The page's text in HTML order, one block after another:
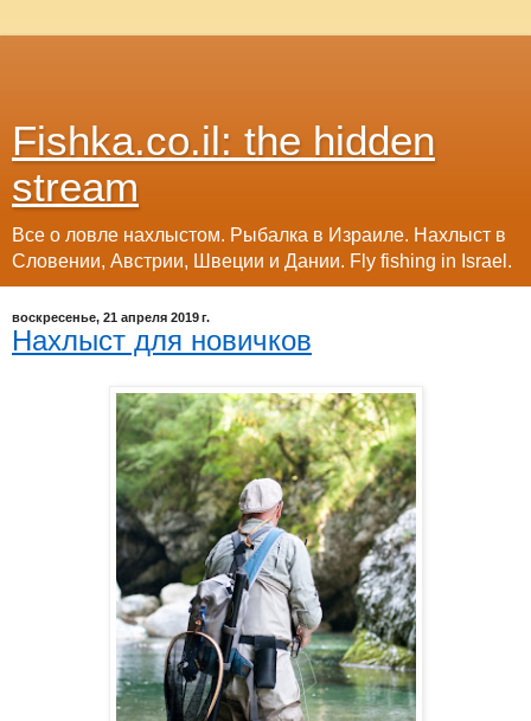
Fishka.co.il: the hidden
stream
Все о ловле нахлыстом. Рыбалка в Израиле. Нахлыст в
Словении, Австрии, Швеции и Дании. Fly fishing in Israel.
воскресенье, 21 апреля 2019 г.
Нахлыст для новичков